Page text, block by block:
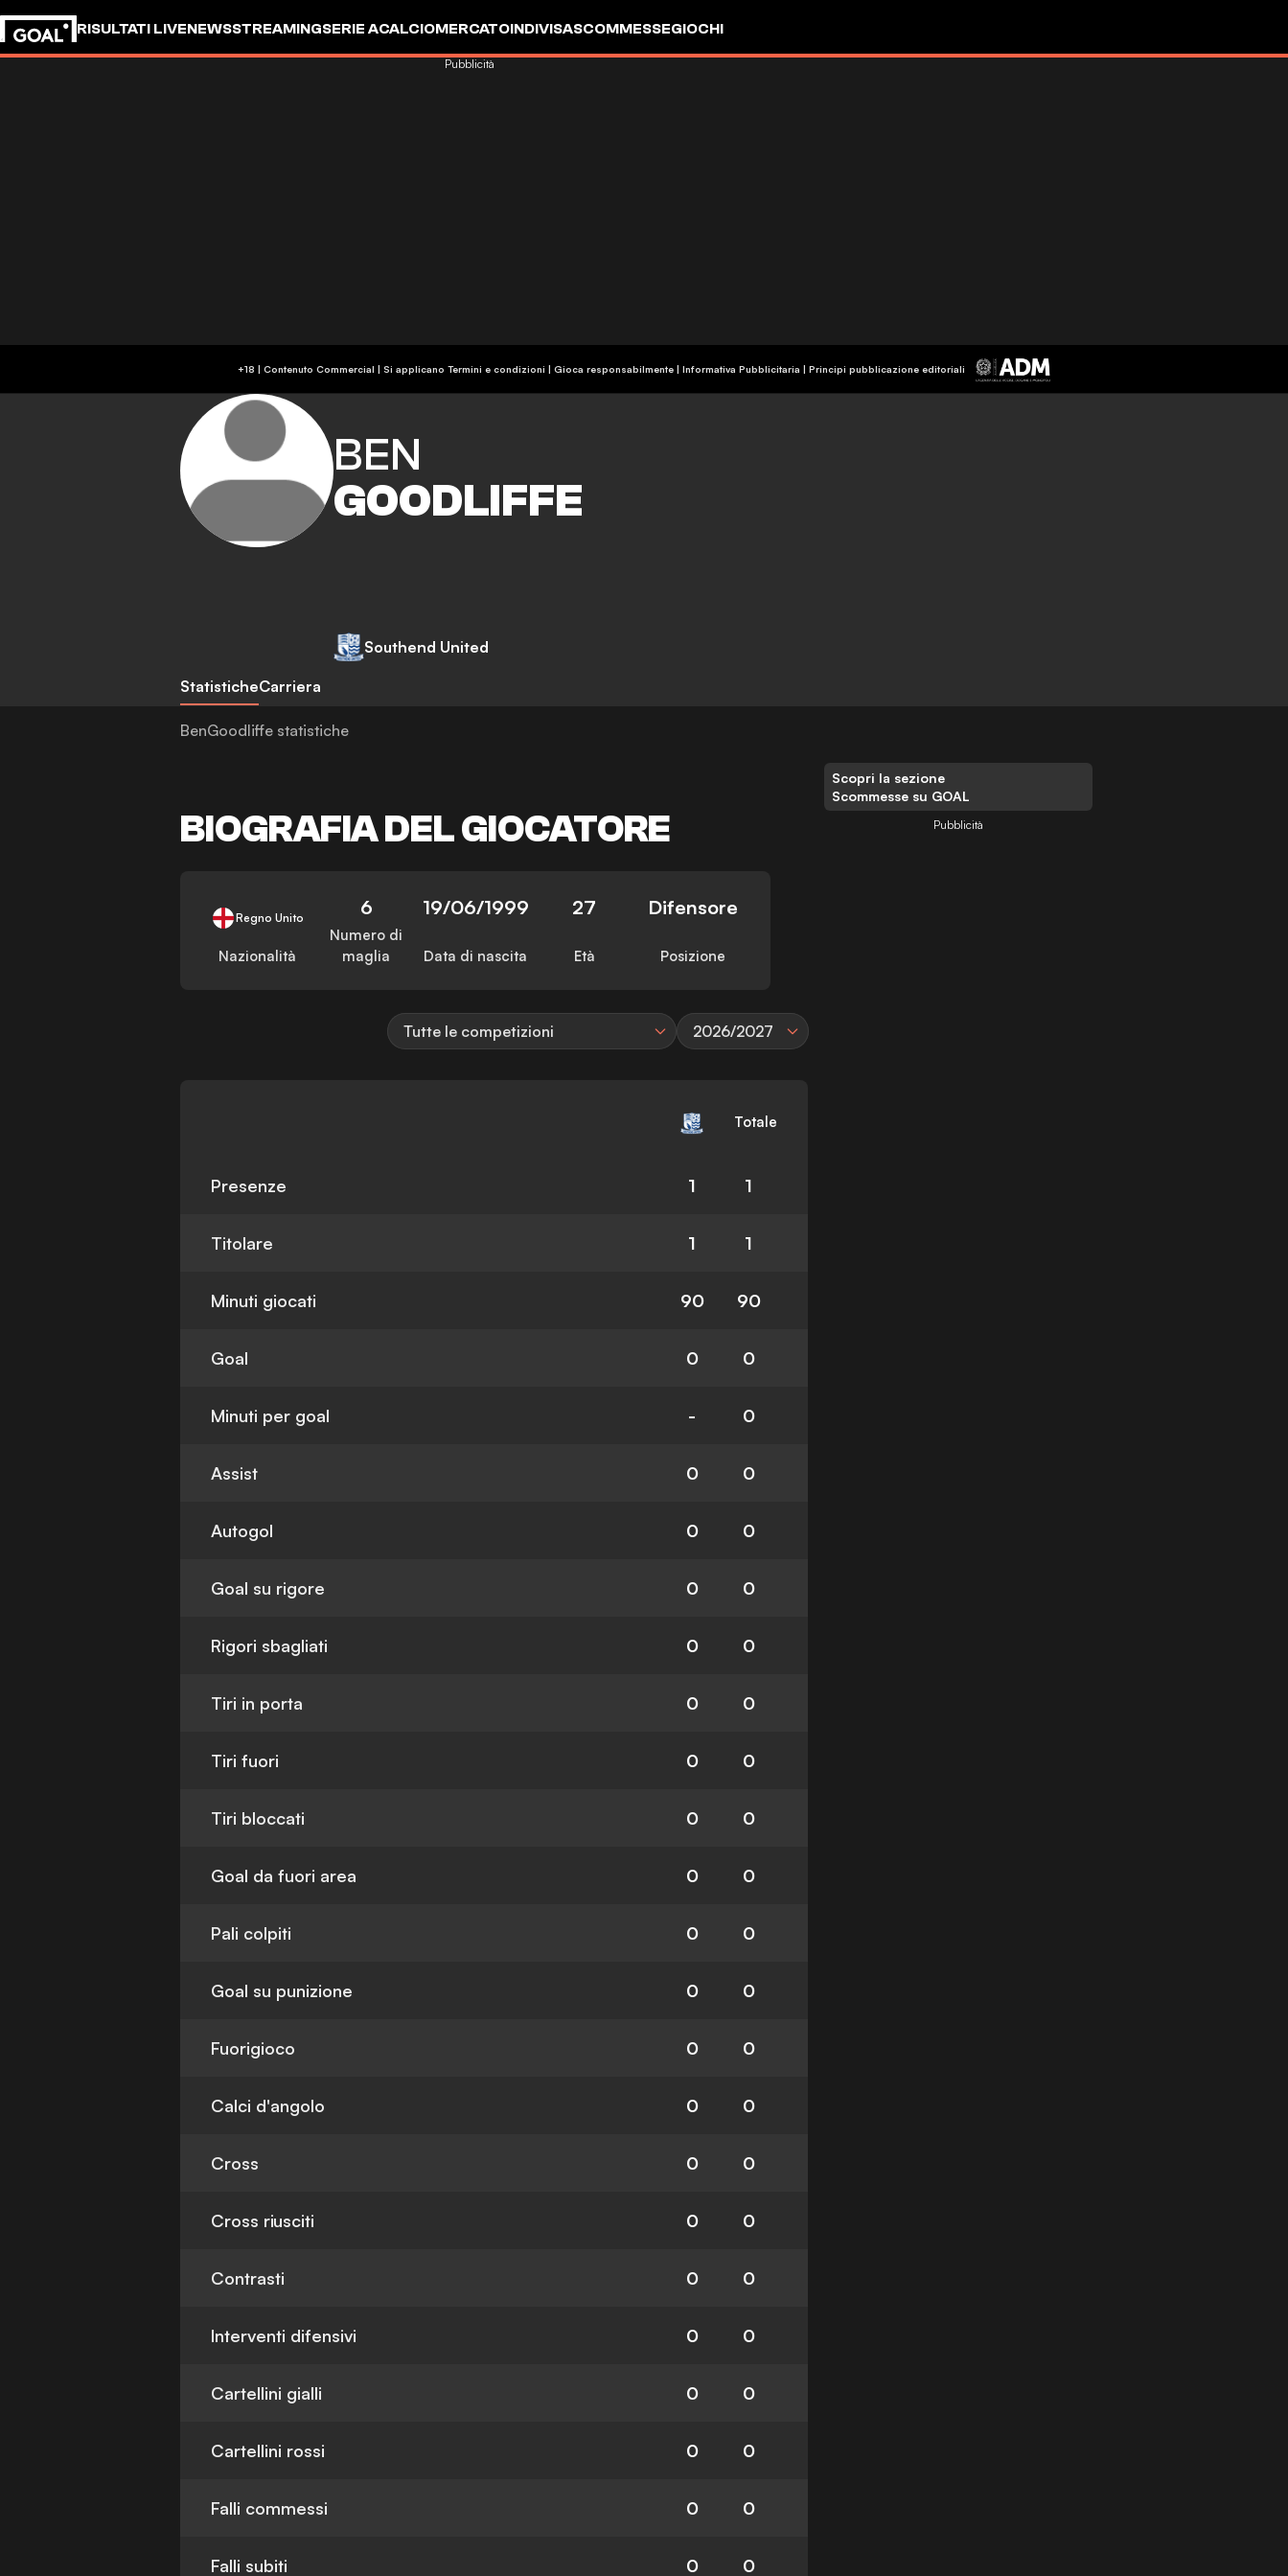
RISULTATI LIVENEWSSTREAMINGSERIE ACALCIOMERCATOINDIVISASCOMMESSEGIOCHI
+18 | Contenuto Commercial | Si applicano Termini e condizioni | Gioca responsabilmente| Informativa Pubblicitaria | Principi pubblicazione editoriali
Pubblicità
BEN
GOODLIFFE
Southend United
StatisticheCarriera
BenGoodliffe statistiche
BIOGRAFIA DEL GIOCATORE
Regno Unito
Nazionalità
6
Numero di
maglia
19/06/1999
Data di nascita
27
Età
Difensore
Posizione
Tutte le competizioni 2026/2027
Totale
Presenze 1 1
Titolare 1 1
Minuti giocati 90 90
Goal 0 0
Minuti per goal - 0
Assist 0 0
Autogol 0 0
Goal su rigore 0 0
Rigori sbagliati 0 0
Tiri in porta 0 0
Tiri fuori 0 0
Tiri bloccati 0 0
Goal da fuori area 0 0
Pali colpiti 0 0
Goal su punizione 0 0
Fuorigioco 0 0
Calci d'angolo 0 0
Cross 0 0
Cross riusciti 0 0
Contrasti 0 0
Interventi difensivi 0 0
Cartellini gialli 0 0
Cartellini rossi 0 0
Falli commessi 0 0
Falli subiti 0 0
Scopri la sezione
Scommesse su GOAL
Pubblicità